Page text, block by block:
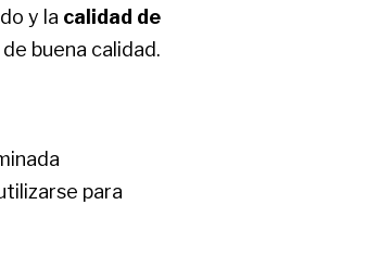
y la calidad de
buena calidad.
para